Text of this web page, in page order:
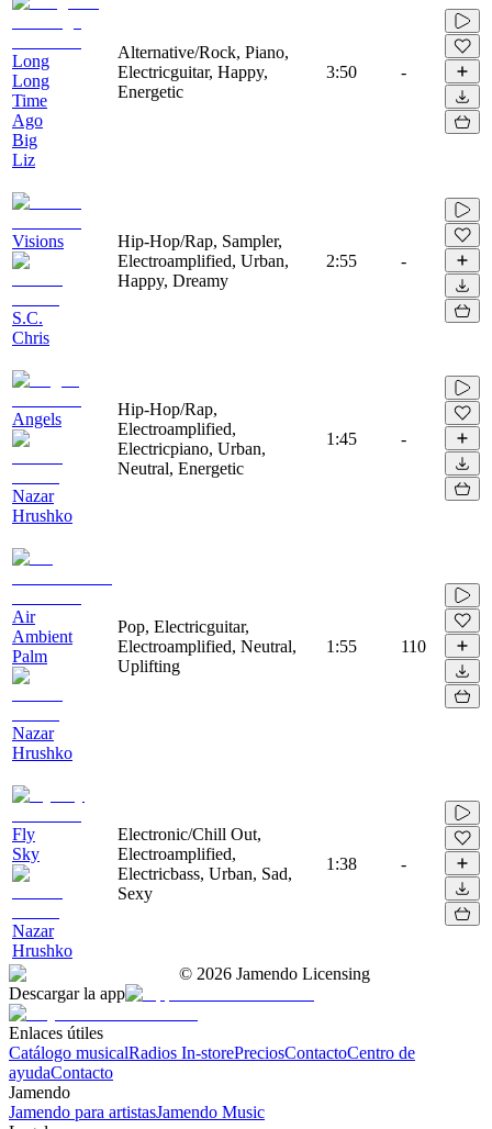
Long
Long
Time
Ago
Big
Liz
Alternative/Rock, Piano,
Electricguitar, Happy,
Energetic
3:50 -
Visions
S.C.
Chris
Hip-Hop/Rap, Sampler,
Electroamplified, Urban,
Happy, Dreamy
2:55 -
Angels
Nazar
Hrushko
Hip-Hop/Rap,
Electroamplified,
Electricpiano, Urban,
Neutral, Energetic
1:45 -
Air
Ambient
Palm
Nazar
Hrushko
Pop, Electricguitar,
Electroamplified, Neutral,
Uplifting
1:55 110
Fly
Sky
Nazar
Hrushko
Electronic/Chill Out,
Electroamplified,
Electricbass, Urban, Sad,
Sexy
1:38 -
© 2026 Jamendo Licensing
Descargar la app
Enlaces útiles
Catálogo musicalRadios In-storePreciosContactoCentro de
ayudaContacto
Jamendo
Jamendo para artistasJamendo Music